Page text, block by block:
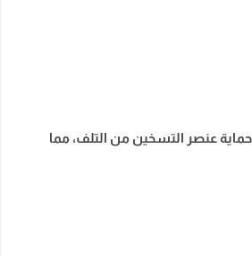
عنصر التسخين من التلف، مما